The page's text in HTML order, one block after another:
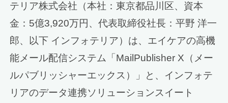
テリア株式会社（本社：東京都品川区、資本
金：5億3,920万円、代表取締役社長：平野 洋一
郎、以下 インフォテリア）は、エイケアの高機
能メール配信システム「MailPublisher X（メー
ルパブリッシャーエックス）」と、インフォテ
リアのデータ連携ソリューションスイート